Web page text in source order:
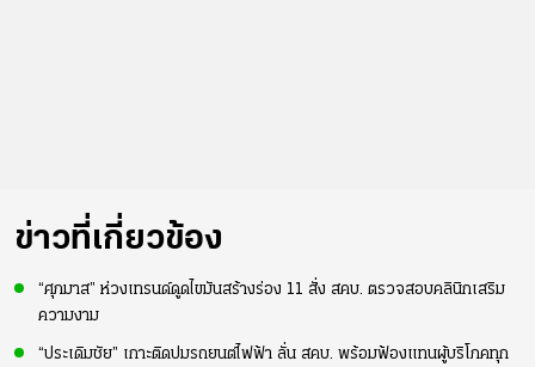
ข่าวที่เกี่ยวข้อง
“ศุภมาส” ห่วงเทรนด์ดูดไขมันสร้างร่อง 11 สั่ง สคบ. ตรวจสอบคลินิกเสริม
ความงาม
“ประเดิมชัย” เกาะติดปมรถยนต์ไฟฟ้า ลั่น สคบ. พร้อมฟ้องแทนผู้บริโภคทุก